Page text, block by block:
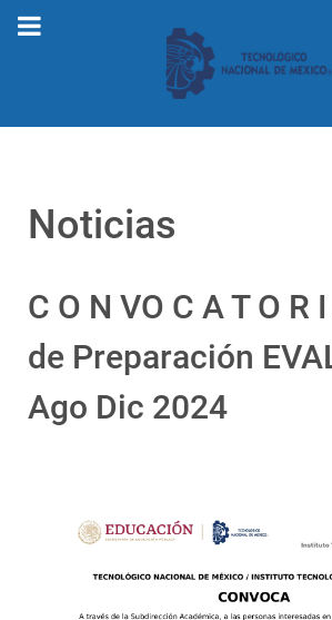
Noticias
C O N VO C A T O R
de Preparación
Ago Dic 2024